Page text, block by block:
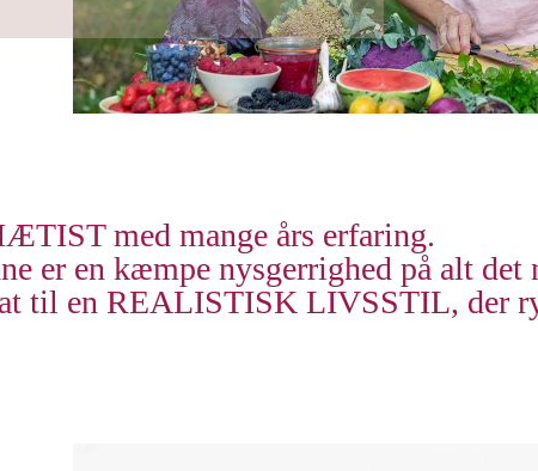
med mange års erfaring.
er en kæmpe nysgerrighed på alt det
til en REALISTISK LIVSSTIL, der